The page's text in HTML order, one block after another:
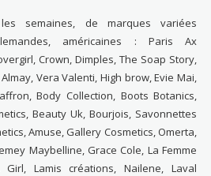
semaines, de marques variées
américaines : Paris Ax
Crown, Dimples, The Soap Story,
Vera Valenti, High brow, Evie Mai,
Body Collection, Boots Botanics,
Beauty Uk, Bourjois, Savonnettes
Amuse, Gallery Cosmetics, Omerta,
Maybelline, Grace Cole, La Femme
Girl, Lamis créations, Nailene, Laval